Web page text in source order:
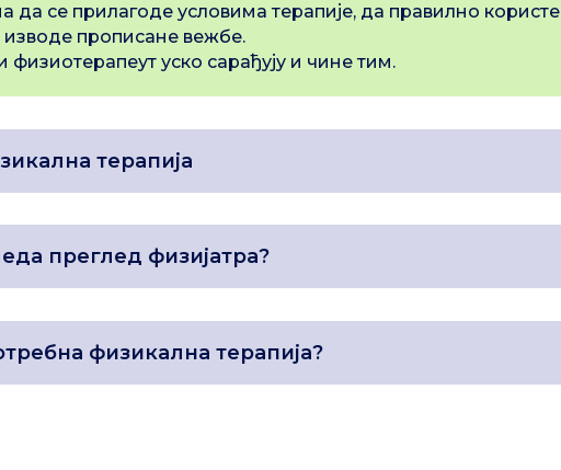
да се прилагоде условима терапије, да правилно користе
изводе прописане вежбе.
физиотерапеут уско сарађују и чине тим.
терапија
преглед физијатра?
физикална терапија?